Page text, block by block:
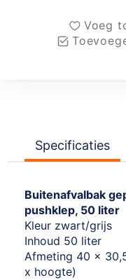
Voeg
Specificaties
Buitenafvalbak
pushklep, 50 liter
Kleur zwart/grijs
Inhoud 50 liter
Afmeting 40 x
x hoogte)